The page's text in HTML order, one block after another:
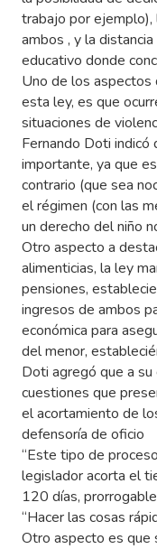
trabajo por
ambos , y la
educativo donde
Uno de los aspectos
esta ley, es que
situaciones de
Fernando Doti
importante, ya que
contrario (que sea
el régimen (con las
un derecho del niño
Otro aspecto a
alimenticias, la ley
pensiones,
ingresos de ambos
económica para
del menor,
Doti agregó que a
cuestiones que
el acortamiento de
defensoría de oficio
“Este tipo de
legislador acorta el
120 días,
“Hacer las cosas
Otro aspecto es que